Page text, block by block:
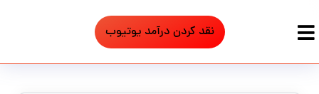
نقد کردن درآمد یوتیوب